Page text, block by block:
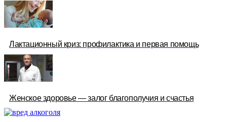
Лактационный криз: профилактика и первая помощь
Женское здоровье — залог благополучия и счастья